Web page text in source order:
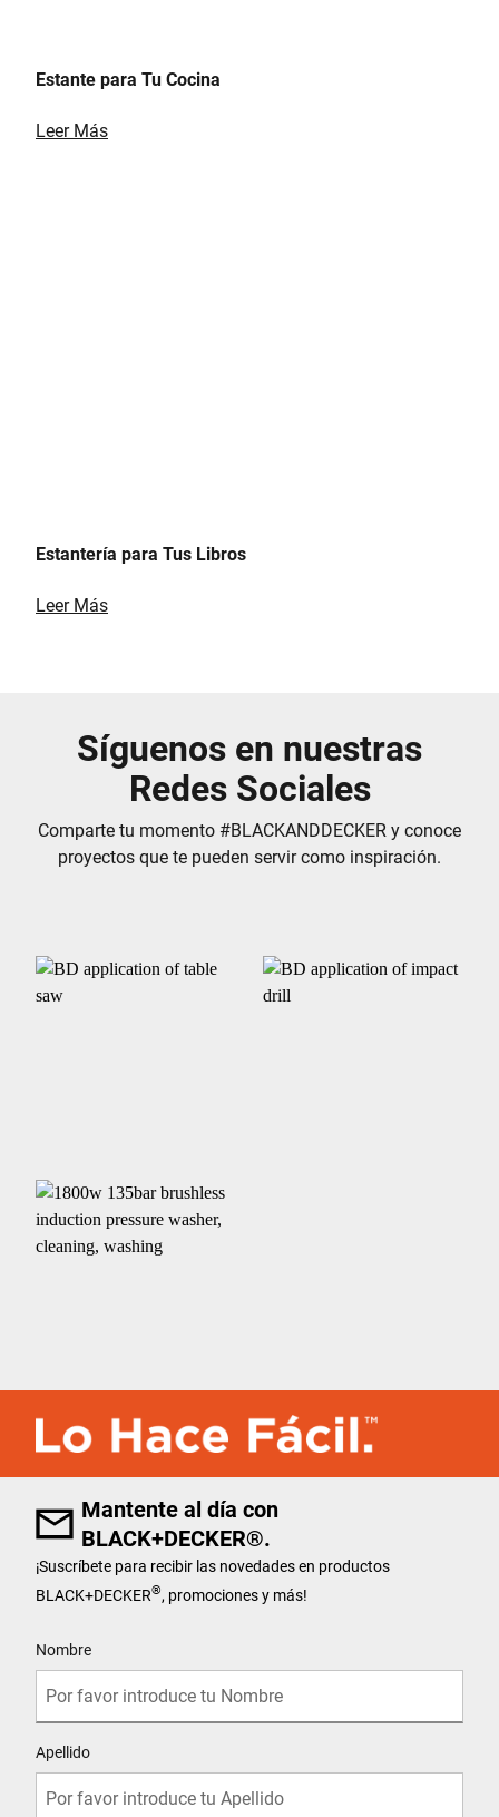
Estante para Tu Cocina
Leer Más
Estantería para Tus Libros
Leer Más
Síguenos en nuestras
Redes Sociales
Comparte tu momento #BLACKANDDECKER y conoce
proyectos que te pueden servir como inspiración.
Mantente al día con
BLACK+DECKER®.
¡Suscríbete para recibir las novedades en productos
BLACK+DECKER®, promociones y más!
Nombre
Apellido